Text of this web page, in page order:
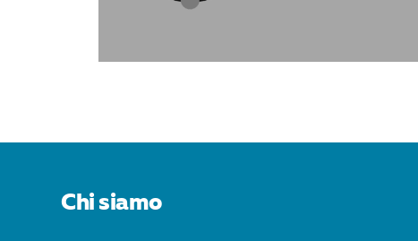
Chi siamo